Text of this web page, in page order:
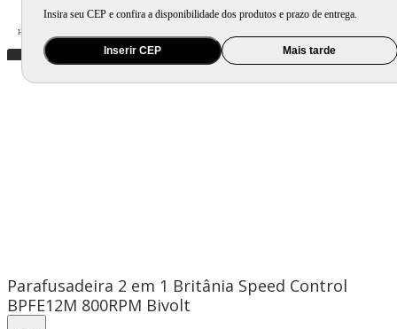
Insira seu CEP e confira a disponibilidade dos produtos e prazo de entrega.
Inserir CEP Mais tarde
Home
Parafusadeira 2 em 1 Britânia Speed Control
BPFE12M 800RPM Bivolt